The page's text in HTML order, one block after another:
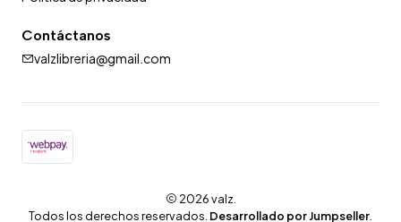
Contáctanos
valzlibreria@gmail.com
2026 valz.
Todos los derechos reservados. Desarrollado por Jumpseller